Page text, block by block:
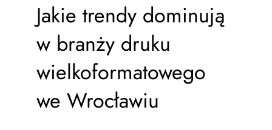
Jakie trendy dominują
w branży druku
wielkoformatowego
we Wrocławiu